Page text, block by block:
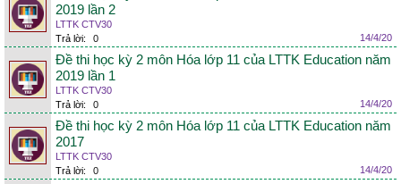
2019 lần 2
LTTK CTV30
Trả lời:
0 14/4/20
Đề thi học kỳ 2 môn Hóa lớp 11 của LTTK Education năm
2019 lần 1
LTTK CTV30
Trả lời:
0 14/4/20
Đề thi học kỳ 2 môn Hóa lớp 11 của LTTK Education năm
2017
LTTK CTV30
Trả lời:
0 14/4/20